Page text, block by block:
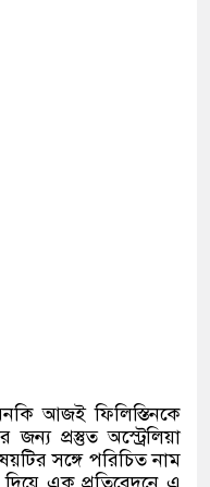
আজই ফিলিস্তিনকে
জন্য প্রস্তুত অস্ট্রেলিয়া
সঙ্গে পরিচিত নাম